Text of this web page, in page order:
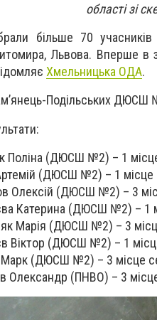
області зі
більше 70
Львова. Вперше в
Хмельницька ОДА.
Подільських
Поліна (ДЮСШ №2) – 1
(ДЮСШ №2) – 1 місце
Олексій (ДЮСШ №2) – 3
Катерина (ДЮСШ №2) – 1
Марія (ДЮСШ №2) – 3
Віктор (ДЮСШ №2) – 1
(ДЮСШ №2) – 3 місце
Олександр (ПНВО) – 3